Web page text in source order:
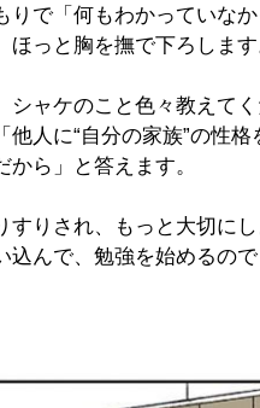
りで「何もわかっていな
っと胸を撫で下ろします
シャケのこと色々教えて
人に“自分の家族”の性格
ら」と答えます。
すりされ、もっと大切に
んで、勉強を始めるので